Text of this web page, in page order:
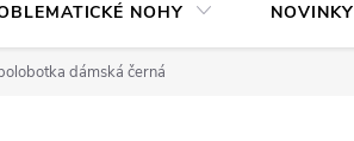
NOHY NOVINKY
dámská černá